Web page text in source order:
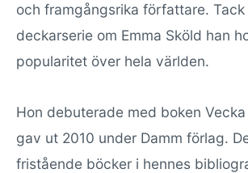
och framgångsrika författare. Tack
deckarserie om Emma Sköld han
popularitet över hela världen.
Hon debuterade med boken
gav ut 2010 under Damm förlag.
fristående böcker i hennes